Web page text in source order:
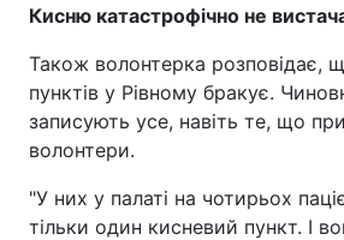
Кисню катастрофічно не
Також волонтерка розповідає,
пунктів у Рівному бракує.
записують усе, навіть те, що
волонтери.
"У них у палаті на чотирьох
тільки один кисневий пункт. І